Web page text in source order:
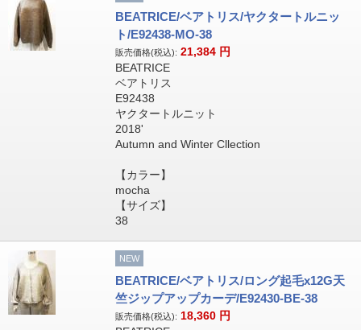
BEATRICE/ベアトリス/ヤクタートルニッ
ト/E92438-MO-38
販売価格(税込): 21,384 円
BEATRICE
ベアトリス
E92438
ヤクタートルニット
2018'
Autumn and Winter Cllection
【カラー】
mocha
【サイズ】
38
NEW
BEATRICE/ベアトリス/ロング起毛x12G天
竺ジップアップカーデ/E92430-BE-38
販売価格(税込): 18,360 円